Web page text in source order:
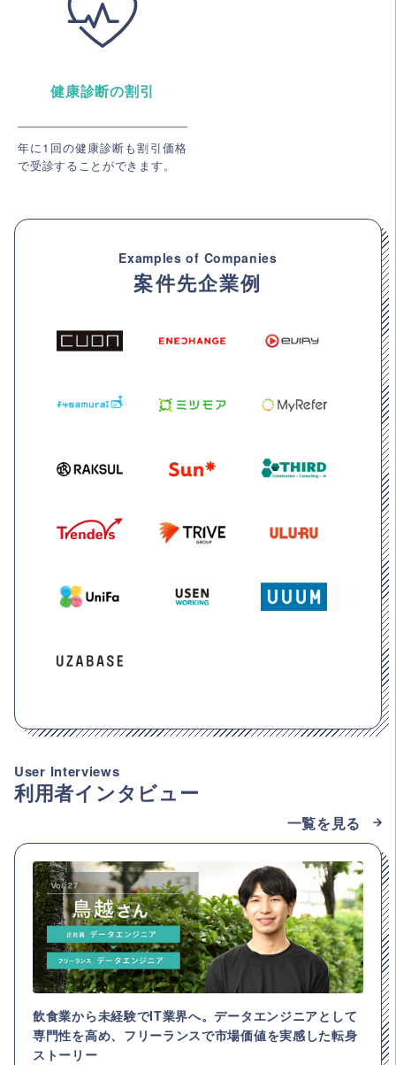
健康診断の割引
年に1回の健康診断も割引価格
で受診することができます。
Examples of Companies
案件先企業例
User Interviews
利用者インタビュー
一覧を見る
飲食業から未経験でIT業界へ。データエンジニアとして
専門性を高め、フリーランスで市場価値を実感した転身
ストーリー